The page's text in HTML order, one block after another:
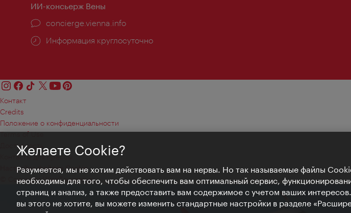
ИИ-консьерж Вены
concierge.vienna.info
Информация круглосуточно
Контакт
Credits
Положение о конфиденциальности
Terms of Use
Доступность
Контакты для прессы
Настройки файлов Cookie
© Copyright WienTourismus
Желаете Cookie?
Разумеется, мы не хотим действовать вам на нервы. Но так называемые файлы
необходимы для того, чтобы обеспечить вам оптимальный сервис,
страниц и анализ, а также предоставить вам содержимое с учетом ваших
вы этого не хотите, вы можете изменить стандартные настройки в разделе